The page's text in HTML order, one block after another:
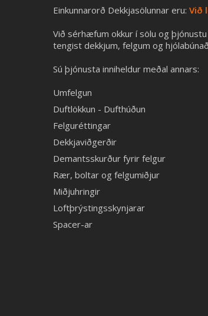
Einkunnarorð Dekkjasölunnar eru: Við
Við sérhæfum okkur í sölu og
tengist dekkjum, felgum og
Sú þjónusta inniheldur meðal annars:
Umfelgun
Duftlökkun - Dufthúðun
Felguréttingar
Dekkjaviðgerðir
Demantsskurður fyrir felgur
Rær, boltar og felgumiðjur
Miðjuhringir
Loftþrýstingsskynjarar
Spacer-ar